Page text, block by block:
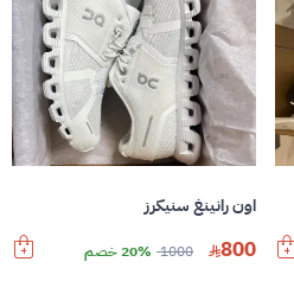
اون رانينغ سنيكرز
800
1000 20% خصم